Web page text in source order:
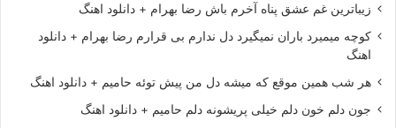
زیباترین غم عشق پناه آخرم باش رضا بهرام + دانلود اهنگ
کوچه میمیرد باران نمیگیرد دل ندارم بی قرارم رضا بهرام + دانلود
اهنگ
هر شب همین موقع که میشه دل من پیش توئه حامیم + دانلود اهنگ
جون دلم خون دلم خیلی پریشونه دلم حامیم + دانلود اهنگ